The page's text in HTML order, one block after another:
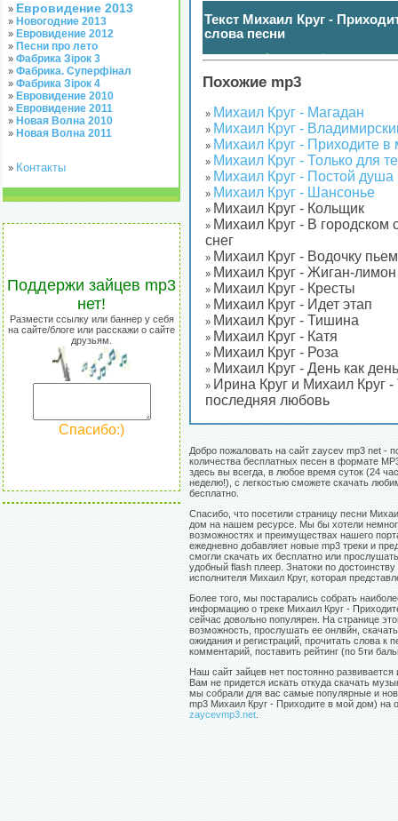
» Евровидение 2013
» Новогодние 2013
» Евровидение 2012
» Песни про лето
» Фабрика Зірок 3
» Фабрика. Суперфінал
» Фабрика Зірок 4
» Евровидение 2010
» Евровидение 2011
» Новая Волна 2010
» Новая Волна 2011
» Контакты
Поддержи зайцев mp3
нет!
Размести ссылку или баннер у себя
на сайте/блоге или расскажи о сайте
друзьям.
Спасибо:)
Текст Михаил Круг -
слова песни
(нажмите чтобы показать / спрятать)
Похожие mp3
» Михаил Круг - Магадан
» Михаил Круг -
» Михаил Круг - Приходите в
» Михаил Круг - Только для
» Михаил Круг - Постой душа
» Михаил Круг - Шансонье
» Михаил Круг - Кольщик
» Михаил Круг - В городском
снег
» Михаил Круг - Водочку пьем
» Михаил Круг - Жиган-лимон
» Михаил Круг - Кресты
» Михаил Круг - Идет этап
» Михаил Круг - Тишина
» Михаил Круг - Катя
» Михаил Круг - Роза
» Михаил Круг - День как день
» Ирина Круг и Михаил Круг
последняя любовь
Добро пожаловать на сайт zaycev mp3 net -
количества бесплатных песен в формате
здесь вы всегда, в любое время суток (24
неделю!), с легкостью сможете скачать
бесплатно.
Спасибо, что посетили страницу песни
дом на нашем ресурсе. Мы бы хотели
возможностях и преимуществах нашего
ежедневно добавляет новые mp3 треки и
смогли скачать их бесплатно или
удобный flash плеер. Знатоки по
исполнителя Михаил Круг, которая
Более того, мы постарались собрать
информацию о треке Михаил Круг -
сейчас довольно популярен. На странице
возможность, прослушать ее онлвйн,
ожидания и регистраций, прочитать слова к
комментарий, поставить рейтинг (по 5ти
Наш сайт зайцев нет постоянно
Вам не придется искать откуда скачать
мы собрали для вас самые популярные и
mp3 Михаил Круг - Приходите в мой дом) на
zaycevmp3.net.